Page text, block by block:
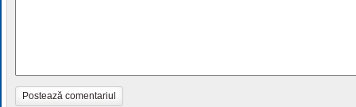
Postează comentariul